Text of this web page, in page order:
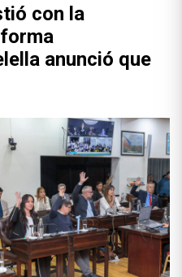
con la
anunció que